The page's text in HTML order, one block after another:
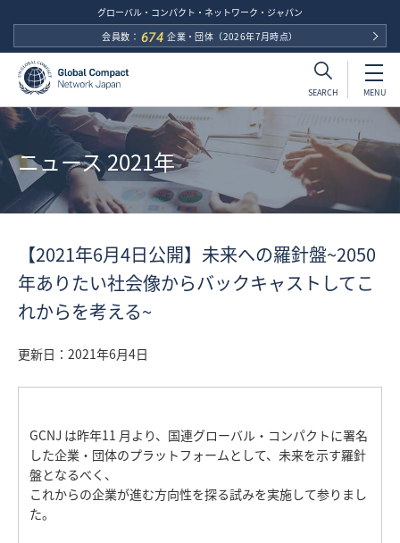
SEARCH MENU
グローバル・コンパクト・ネットワーク・ジャパン
会員数： 674 企業・団体 （2026年7月時点）
ニュース 2021年
【2021年6月4日公開】未来への羅針盤~2050
年ありたい社会像からバックキャストしてこ
れからを考える~
更新日： 2021年6月4日
GCNJ は昨年11 月より、国連グローバル・コンパクトに署名
した企業・団体のプラットフォームとして、未来を示す羅針
盤となるべく、
これからの企業が進む方向性を探る試みを実施して参りまし
た。